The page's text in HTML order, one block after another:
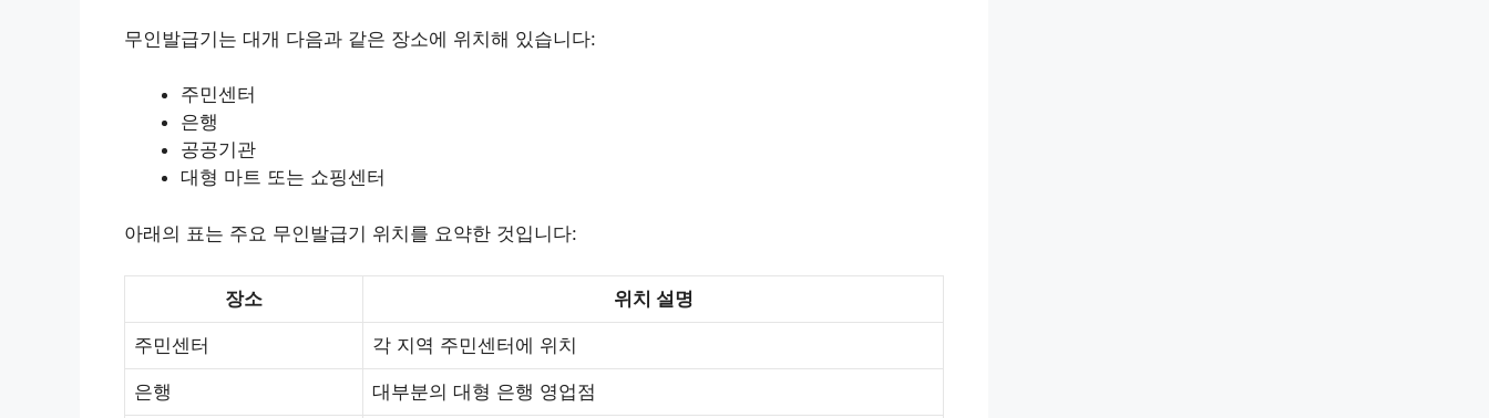
무인발급기는 대개 다음과 같은 장소에 위치해 있습니다:
주민센터
은행
공공기관
대형 마트 또는 쇼핑센터
아래의 표는 주요 무인발급기 위치를 요약한 것입니다:
장소 위치 설명
주민센터 각 지역 주민센터에 위치
은행 대부분의 대형 은행 영업점